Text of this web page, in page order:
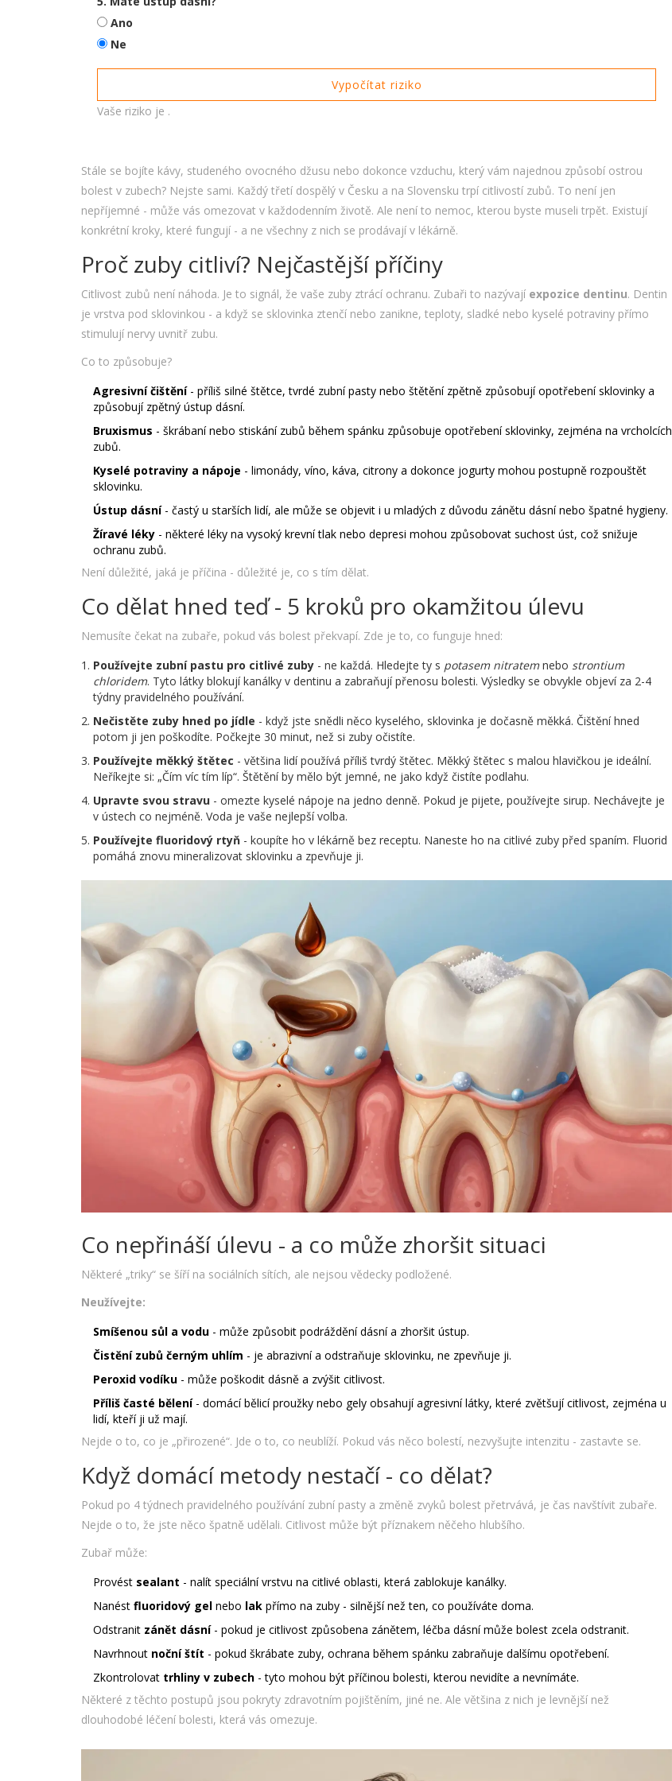
Ano
Ne
Vypočítat riziko
Vaše riziko je .
Stále se bojíte kávy, studeného ovocného džusu nebo dokonce vzduchu, který vám najednou způsobí ostrou
bolest v zubech? Nejste sami. Každý třetí dospělý v Česku a na Slovensku trpí citlivostí zubů. To není jen
nepříjemné - může vás omezovat v každodenním životě. Ale není to nemoc, kterou byste museli trpět. Existují
konkrétní kroky, které fungují - a ne všechny z nich se prodávají v lékárně.
Proč zuby citliví? Nejčastější příčiny
Citlivost zubů není náhoda. Je to signál, že vaše zuby ztrácí ochranu. Zubaři to nazývají expozice dentinu. Dentin
je vrstva pod sklovinkou - a když se sklovinka ztenčí nebo zanikne, teploty, sladké nebo kyselé potraviny přímo
stimulují nervy uvnitř zubu.
Co to způsobuje?
Agresivní čištění- příliš silné štětce, tvrdé zubní pasty nebo štětění zpětně způsobují opotřebení sklovinky a
způsobují zpětný ústup dásní.
Bruxismus - škrábaní nebo stiskání zubů během spánku způsobuje opotřebení sklovinky, zejména na vrcholcích
zubů.
Kyselé potraviny a nápoje - limonády, víno, káva, citrony a dokonce jogurty mohou postupně rozpouštět
sklovinku.
Ústup dásní- častý u starších lidí, ale může se objevit i u mladých z důvodu zánětu dásní nebo špatné hygieny.
Žíravé léky - některé léky na vysoký krevní tlak nebo depresi mohou způsobovat suchost úst, což snižuje
ochranu zubů.
Není důležité, jaká je příčina - důležité je, co s tím dělat.
Co dělat hned teď - 5 kroků pro okamžitou úlevu
Nemusíte čekat na zubaře, pokud vás bolest překvapí. Zde je to, co funguje hned:
Používejte zubní pastu pro citlivé zuby - ne každá. Hledejte ty s potasem nitratemnebo strontium
chloridem. Tyto látky blokují kanálky v dentinu a zabraňují přenosu bolesti. Výsledky se obvykle objeví za 2-4
týdny pravidelného používání.
Nečistěte zuby hned po jídle - když jste snědli něco kyselého, sklovinka je dočasně měkká. Čištění hned
potom ji jen poškodíte. Počkejte 30 minut, než si zuby očistíte.
Používejte měkký štětec - většina lidí používá příliš tvrdý štětec. Měkký štětec s malou hlavičkou je ideální.
Neříkejte si: „Čím víc tím líp“. Štětění by mělo být jemné, ne jako když čistíte podlahu.
Upravte svou stravu - omezte kyselé nápoje na jedno denně. Pokud je pijete, používejte sirup. Nechávejte je
v ústech co nejméně. Voda je vaše nejlepší volba.
Používejte fluoridový rtyň - koupíte ho v lékárně bez receptu. Naneste ho na citlivé zuby před spaním. Fluorid
pomáhá znovu mineralizovat sklovinku a zpevňuje ji.
Co nepřináší úlevu - a co může zhoršit situaci
Některé „triky“ se šíří na sociálních sítích, ale nejsou vědecky podložené.
Neužívejte:
Smíšenou sůl a vodu - může způsobit podráždění dásní a zhoršit ústup.
Čistění zubů černým uhlím - je abrazivní a odstraňuje sklovinku, ne zpevňuje ji.
Peroxid vodíku - může poškodit dásně a zvýšit citlivost.
Příliš časté bělení- domácí bělicí proužky nebo gely obsahují agresivní látky, které zvětšují citlivost, zejména u
lidí, kteří ji už mají.
Nejde o to, co je „přirozené“. Jde o to, co neublíží. Pokud vás něco bolestí, nezvyšujte intenzitu - zastavte se.
Když domácí metody nestačí - co dělat?
Pokud po 4 týdnech pravidelného používání zubní pasty a změně zvyků bolest přetrvává, je čas navštívit zubaře.
Nejde o to, že jste něco špatně udělali. Citlivost může být příznakem něčeho hlubšího.
Zubař může:
Provést sealant - nalít speciální vrstvu na citlivé oblasti, která zablokuje kanálky.
Nanést fluoridový gel nebo lak přímo na zuby - silnější než ten, co používáte doma.
Odstranit zánět dásní- pokud je citlivost způsobena zánětem, léčba dásní může bolest zcela odstranit.
Navrhnout noční štít - pokud škrábate zuby, ochrana během spánku zabraňuje dalšímu opotřebení.
Zkontrolovat trhliny v zubech - tyto mohou být příčinou bolesti, kterou nevidíte a nevnímáte.
Některé z těchto postupů jsou pokryty zdravotním pojištěním, jiné ne. Ale většina z nich je levnější než
dlouhodobé léčení bolesti, která vás omezuje.